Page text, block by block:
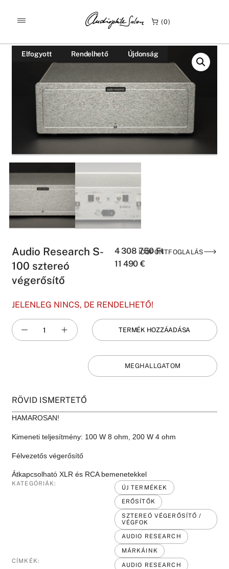
0
KEZDŐLAP TERMÉKEK
/
AUDIO RESEARCH S-100 SZTEREÓ VÉGERŐSÍTŐ
Elfogyott Rendelhető Újdonság
IDŐPONTFOGLALÁS
Audio Research S-
100 sztereó
végerősítő
4 308 750Ft
11 490 €
JELENLEG NINCS, DE RENDELHETŐ!
TERMÉK HOZZÁADÁSA
MEGHALLGATOM
RÖVID ISMERTETŐ
HAMAROSAN!
Kimeneti teljesítmény: 100 W 8 ohm, 200 W 4 ohm
Félvezetős végerősítő
Átkapcsolható XLR és RCA bemenetekkel
KATEGÓRIÁK:
ÚJ TERMÉKEK
ERŐSÍTŐK
SZTEREÓ VÉGERŐSÍTŐ /
VÉGFOK
AUDIO RESEARCH
MÁRKÁINK
CÍMKÉK:
AUDIO RESEARCH